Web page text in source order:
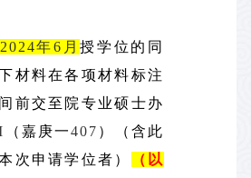
2024年6月授学位的同
材料在各项材料标注
前交至院专业硕士办
（嘉庚一407 ）（含此
次申请学位者）
（以